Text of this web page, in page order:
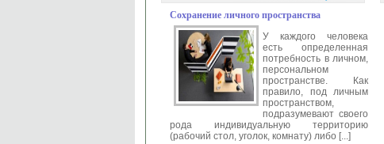
Сохранение личного пространства
У каждого человека
есть определенная
потребность в личном,
персональном
пространстве. Как
правило, под личным
пространством,
подразумевают своего
рода индивидуальную территорию
(рабочий стол, уголок, комнату) либо [...]